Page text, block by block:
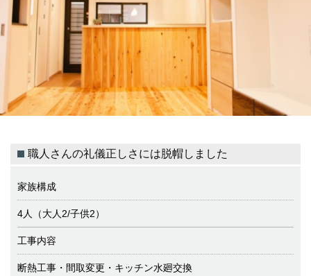
職人さんの礼儀正しさには脱帽しました
家族構成
4人（大人2/子供2）
工事内容
断熱工事・間取変更・キッチン水廻交換